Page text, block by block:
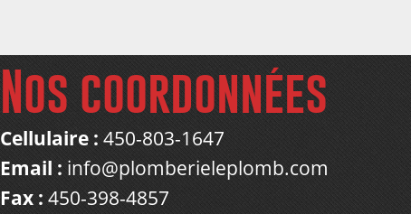
Nos coordonnées
Cellulaire : 450-803-1647
Email : info@plomberieleplomb.com
Fax : 450-398-4857